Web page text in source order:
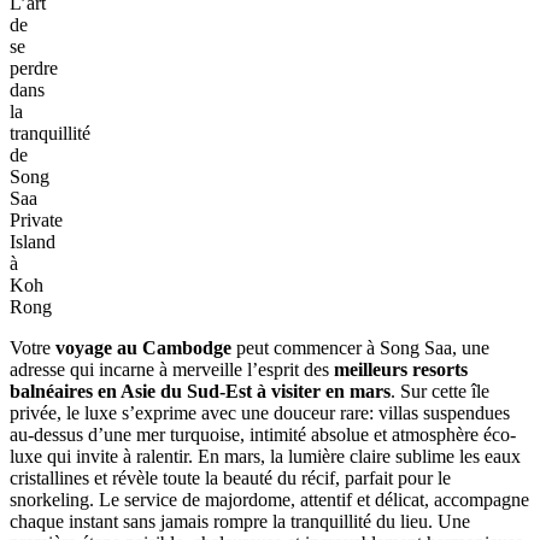
de
se
perdre
dans
la
tranquillité
de
Song
Saa
Private
Island
à
Koh
Rong
Votre voyage au Cambodge peut commencer à Song Saa, une
adresse qui incarne à merveille l’esprit des meilleurs resorts
balnéaires en Asie du Sud-Est à visiter en mars. Sur cette île
privée, le luxe s’exprime avec une douceur rare: villas suspendues
au-dessus d’une mer turquoise, intimité absolue et atmosphère éco-
luxe qui invite à ralentir. En mars, la lumière claire sublime les eaux
cristallines et révèle toute la beauté du récif, parfait pour le
snorkeling. Le service de majordome, attentif et délicat, accompagne
chaque instant sans jamais rompre la tranquillité du lieu. Une